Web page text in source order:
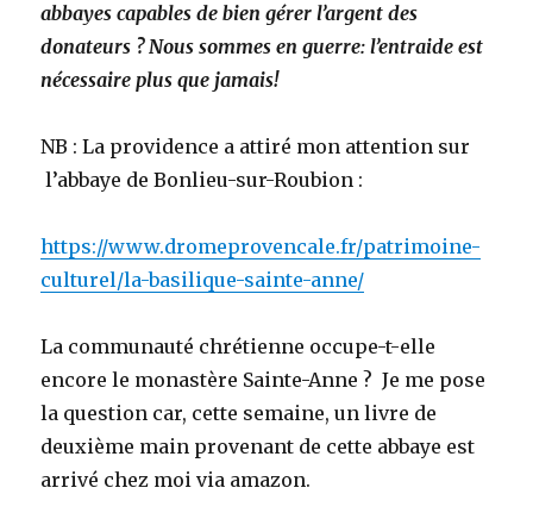
abbayes capables de bien gérer l’argent des
donateurs ? Nous sommes en guerre: l’entraide est
nécessaire plus que jamais!
NB : La providence a attiré mon attention sur
l’abbaye de Bonlieu-sur-Roubion :
https://www.dromeprovencale.fr/patrimoine-
culturel/la-basilique-sainte-anne/
La communauté chrétienne occupe-t-elle
encore le monastère Sainte-Anne ? Je me pose
la question car, cette semaine, un livre de
deuxième main provenant de cette abbaye est
arrivé chez moi via amazon.